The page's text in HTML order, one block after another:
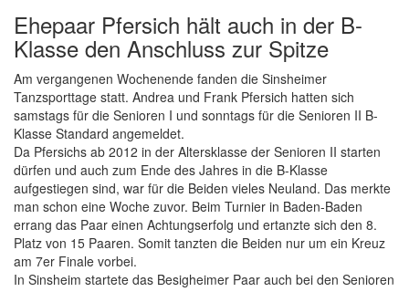
Ehepaar Pfersich hält auch in der B-
Klasse den Anschluss zur Spitze
Am vergangenen Wochenende fanden die Sinsheimer
Tanzsporttage statt. Andrea und Frank Pfersich hatten sich
samstags für die Senioren I und sonntags für die Senioren II B-
Klasse Standard angemeldet.
Da Pfersichs ab 2012 in der Altersklasse der Senioren II starten
dürfen und auch zum Ende des Jahres in die B-Klasse
aufgestiegen sind, war für die Beiden vieles Neuland. Das merkte
man schon eine Woche zuvor. Beim Turnier in Baden-Baden
errang das Paar einen Achtungserfolg und ertanzte sich den 8.
Platz von 15 Paaren. Somit tanzten die Beiden nur um ein Kreuz
am 7er Finale vorbei.
In Sinsheim startete das Besigheimer Paar auch bei den Senioren